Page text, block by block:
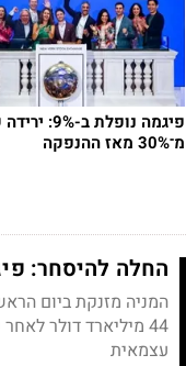
פיגמה נופלת
מ־30% מאז ההנפקה
החלה להיסחר:
44 מיליארד דולר
עצמאית